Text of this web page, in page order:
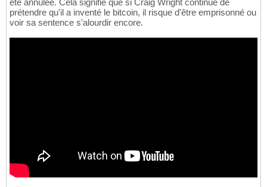
été annulée. Cela signifie que si Craig Wright continue de
prétendre qu'il a inventé le bitcoin, il risque d'être emprisonné ou
voir sa sentence s'alourdir encore.